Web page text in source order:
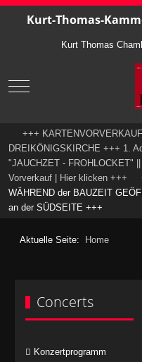
Kurt-Thomas-
Kurt Thomas
Mobile Menu Toggle
+++
DREIKÖNIGSKIRCHE +++ 1.
"JAUCHZET - FROHLOCKET"
Vorverkauf | Hier klicken +++
WÄHREND der BAUZEIT
an der SÜDSEITE +++
Aktuelle Seite: Home
Concerts
Konzertprogramm